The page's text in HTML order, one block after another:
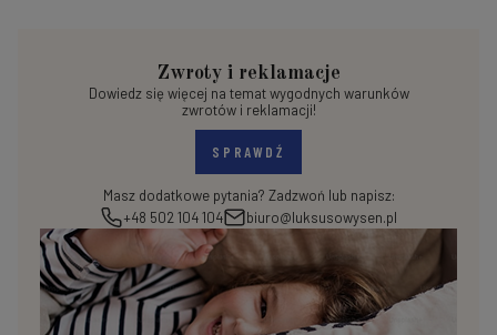
Zwroty i reklamacje
Dowiedz się więcej na temat wygodnych warunków
zwrotów i reklamacji!
SPRAWDŹ
Masz dodatkowe pytania? Zadzwoń lub napisz:
+48 502 104 104
biuro@luksusowysen.pl